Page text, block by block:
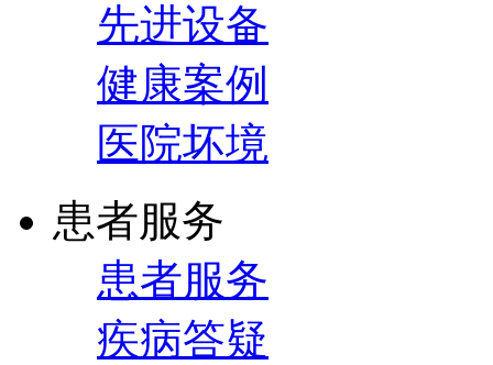
先进设备
健康案例
医院坏境
患者服务
患者服务
疾病答疑